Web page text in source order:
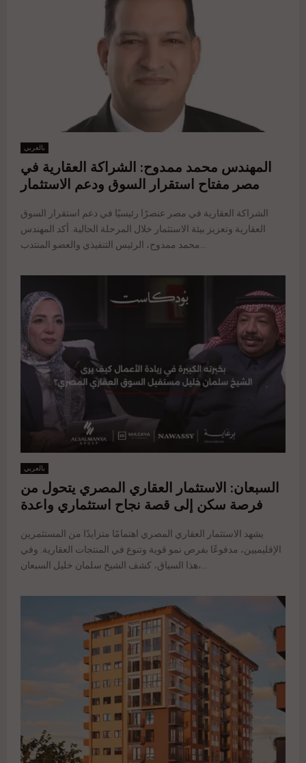
بالعربي
المهندس محمد ممدوح: الشراكة العقارية في
مصر مفتاح استقرار السوق ودعم الاستثمار
الشراكة العقارية في مصر عنصرًا رئيسيًا في دعم استقرار السوق
العقارية وتعزيز بيئة الاستثمار خلال المرحلة الحالية. أكد المهندس
بالعربي
السبعان: الاستثمار العقاري المصري يتحول من
فرصة سكن إلى قصة نجاح استثماري واعدة
يشهد الاستثمار العقاري المصري اهتمامًا متزايدًا من المستثمرين
الإقليميين، مدفوعًا بفرص نمو قوية وتنوع في المنتجات العقارية. وفي
هذا السياق، كشف الشيخ سلمان خليل السبعان،...